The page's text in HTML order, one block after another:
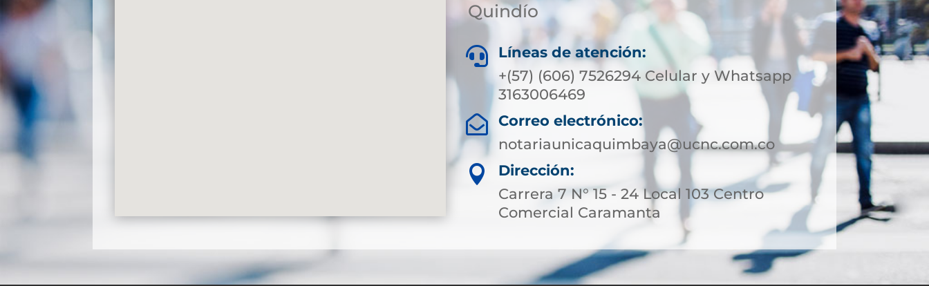
Quindío

Líneas de atención:
+(57) (606) 7526294 Celular y Whatsapp
3163006469

Correo electrónico:
notariaunicaquimbaya@ucnc.com.co

Dirección:
Carrera 7 N° 15 - 24 Local 103 Centro
Comercial Caramanta